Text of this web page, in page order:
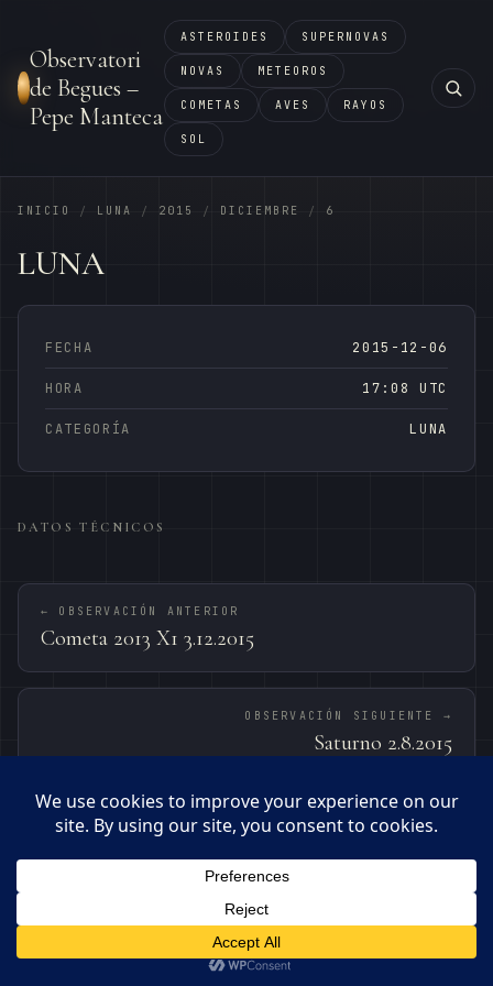
Observatori
de Begues –
Pepe Manteca
ASTEROIDES SUPERNOVAS
NOVAS METEOROS
COMETAS AVES RAYOS
SOL
INICIO / LUNA / 2015 / DICIEMBRE / 6
LUNA
FECHA 2015-12-06
HORA 17:08 UTC
CATEGORÍA LUNA
DATOS TÉCNICOS
← OBSERVACIÓN ANTERIOR
Cometa 2013 X1 3.12.2015
OBSERVACIÓN SIGUIENTE →
Saturno 2.8.2015
© 2026 · OBSERVATORI DE BEGUES – PEPE MANTECA
MANTECA0359@GMAIL.COM
BEGUES · 41.33°N · 1.92°E